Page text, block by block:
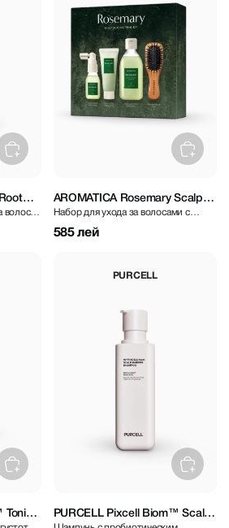
волос с
AROMATICA Rosemary Scalp
Scaling Trial Kit
Набор для ухода за волосами с
экстрактом розмарина
585 лей
Tonic
PURCELL
PURCELL Pixcell Biom™ Scalp